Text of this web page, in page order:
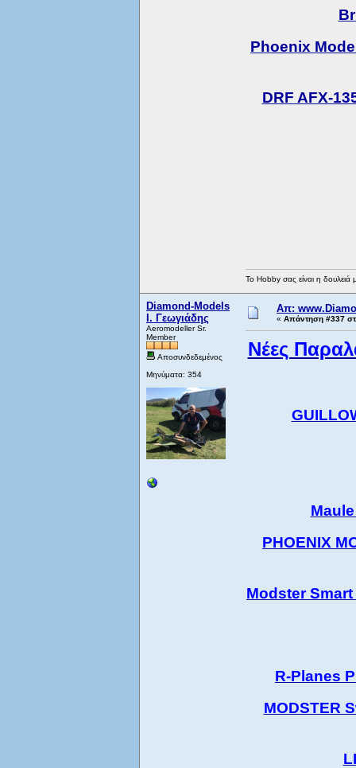
Phoenix
DRF AFX-
Το Hobby σας είναι η δουλειά
Diamond-Models
Ι. Γεωγιάδης
Aeromodeller Sr.
Member
Αποσυνδεδεμένος
Μηνύματα: 354
Απ:
« Απάντηση #337
Νέες
PHOENIX
Modster
R-Planes
MODSTER